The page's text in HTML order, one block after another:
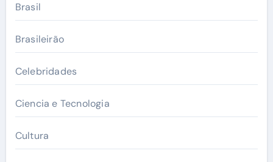
Brasil
Brasileirão
Celebridades
Ciencia e Tecnologia
Cultura